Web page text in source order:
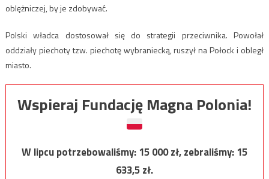
oblężniczej, by je zdobywać.
Polski władca dostosował się do strategii przeciwnika. Powołał
oddziały piechoty tzw. piechotę wybraniecką, ruszył na Połock i obległ
miasto.
Wspieraj Fundację Magna Polonia!
W lipcu potrzebowaliśmy:15 000zł, zebraliśmy:15
633,5zł.